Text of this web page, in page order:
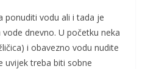
ponuditi vodu ali i tada je
dnevno. U početku neka
i obavezno vodu nudite
uvijek treba biti sobne